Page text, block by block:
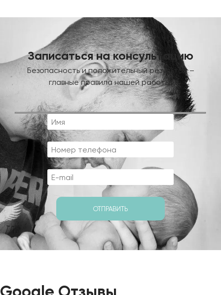
Записаться на консультацию
Безопасность и положительный результат –
главные правила нашей работы!